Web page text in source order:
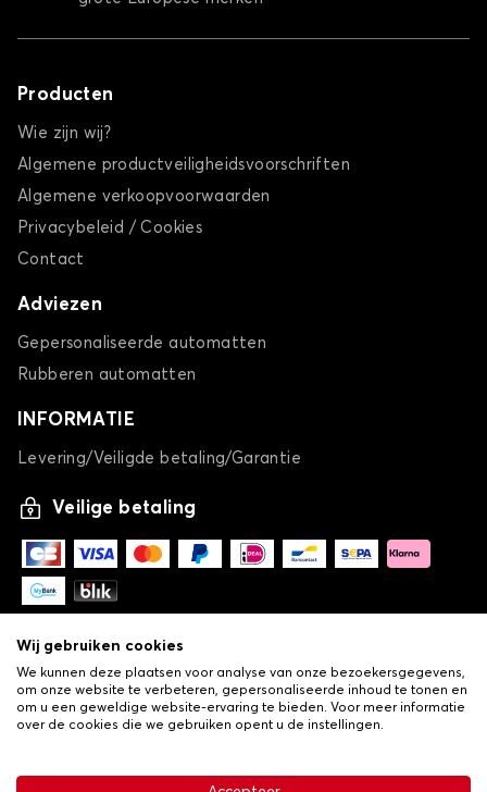
Producten
Wie zijn wij?
Algemene productveiligheidsvoorschriften
Algemene verkoopvoorwaarden
Privacybeleid / Cookies
Contact
Adviezen
Gepersonaliseerde automatten
Rubberen automatten
INFORMATIE
Levering/Veiligde betaling/Garantie
Veilige betaling
Algemene verkoopvoorwaarden•Privacy- en cookiebeleid
Wij gebruiken cookies
We kunnen deze plaatsen voor analyse van onze bezoekersgegevens,
om onze website te verbeteren, gepersonaliseerde inhoud te tonen en
om u een geweldige website-ervaring te bieden. Voor meer informatie
over de cookies die we gebruiken opent u de instellingen.